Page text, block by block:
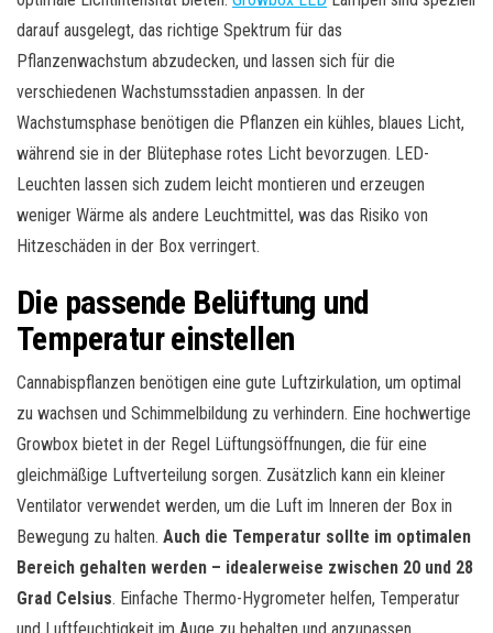
darauf ausgelegt, das richtige Spektrum für das
Pflanzenwachstum abzudecken, und lassen sich für die
verschiedenen Wachstumsstadien anpassen. In der
Wachstumsphase benötigen die Pflanzen ein kühles, blaues Licht,
während sie in der Blütephase rotes Licht bevorzugen. LED-
Leuchten lassen sich zudem leicht montieren und erzeugen
weniger Wärme als andere Leuchtmittel, was das Risiko von
Hitzeschäden in der Box verringert.
Die passende Belüftung und
Temperatur einstellen
Cannabispflanzen benötigen eine gute Luftzirkulation, um optimal
zu wachsen und Schimmelbildung zu verhindern. Eine hochwertige
Growbox bietet in der Regel Lüftungsöffnungen, die für eine
gleichmäßige Luftverteilung sorgen. Zusätzlich kann ein kleiner
Ventilator verwendet werden, um die Luft im Inneren der Box in
Bewegung zu halten. Auch die Temperatur sollte im optimalen
Bereich gehalten werden – idealerweise zwischen 20 und 28
Grad Celsius. Einfache Thermo-Hygrometer helfen, Temperatur